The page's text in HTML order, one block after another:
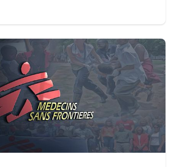
y la construcción
proponer viviendas modernas
iniciativa influyó de manera
arquitectura del siglo XX al
urbano contemporáneo.